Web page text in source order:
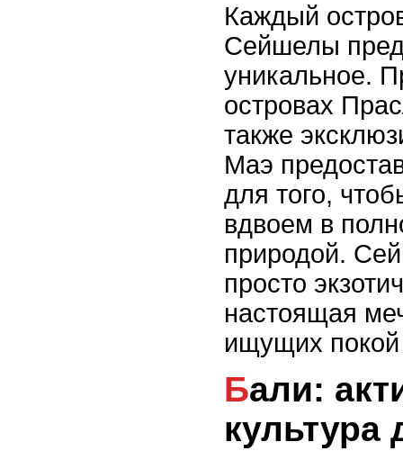
Каждый
Сейшелы
уникальное.
островах
также
Маэ
для того,
вдвоем в
природой.
просто
настоящая
ищущих покой
Бали: активный отдых и